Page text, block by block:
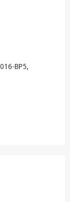
BP5,